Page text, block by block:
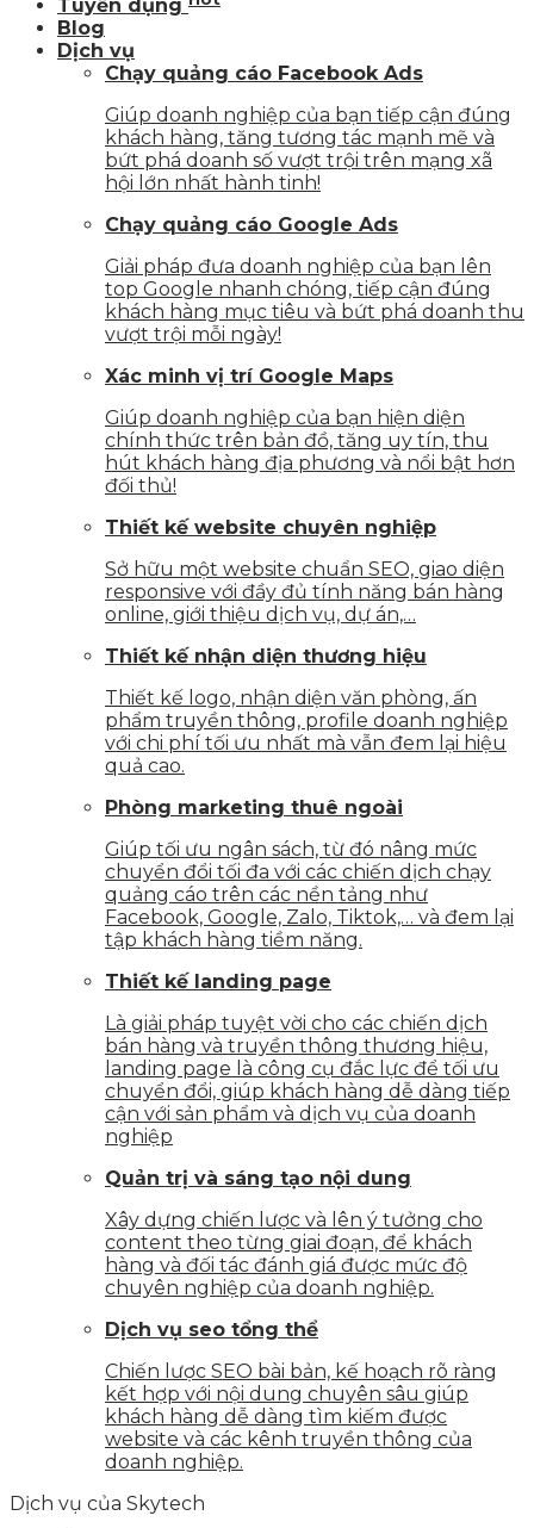
Tuyển dụng
Blog
Dịch vụ
Chạy quảng cáo Facebook Ads
Giúp doanh nghiệp của bạn tiếp cận đúng
khách hàng, tăng tương tác mạnh mẽ và
bứt phá doanh số vượt trội trên mạng xã
hội lớn nhất hành tinh!
Chạy quảng cáo Google Ads
Giải pháp đưa doanh nghiệp của bạn lên
top Google nhanh chóng, tiếp cận đúng
khách hàng mục tiêu và bứt phá doanh thu
vượt trội mỗi ngày!
Xác minh vị trí Google Maps
Giúp doanh nghiệp của bạn hiện diện
chính thức trên bản đồ, tăng uy tín, thu
hút khách hàng địa phương và nổi bật hơn
đối thủ!
Thiết kế website chuyên nghiệp
Sở hữu một website chuẩn SEO, giao diện
responsive với đầy đủ tính năng bán hàng
online, giới thiệu dịch vụ, dự án,…
Thiết kế nhận diện thương hiệu
Thiết kế logo, nhận diện văn phòng, ấn
phẩm truyền thông, profile doanh nghiệp
với chi phí tối ưu nhất mà vẫn đem lại hiệu
quả cao.
Phòng marketing thuê ngoài
Giúp tối ưu ngân sách, từ đó nâng mức
chuyển đổi tối đa với các chiến dịch chạy
quảng cáo trên các nền tảng như
Facebook, Google, Zalo, Tiktok,… và đem lại
tập khách hàng tiềm năng.
Thiết kế landing page
Là giải pháp tuyệt vời cho các chiến dịch
bán hàng và truyền thông thương hiệu,
landing page là công cụ đắc lực để tối ưu
chuyển đổi, giúp khách hàng dễ dàng tiếp
cận với sản phẩm và dịch vụ của doanh
nghiệp
Quản trị và sáng tạo nội dung
Xây dựng chiến lược và lên ý tưởng cho
content theo từng giai đoạn, để khách
hàng và đối tác đánh giá được mức độ
chuyên nghiệp của doanh nghiệp.
Dịch vụ seo tổng thể
Chiến lược SEO bài bản, kế hoạch rõ ràng
kết hợp với nội dung chuyên sâu giúp
khách hàng dễ dàng tìm kiếm được
website và các kênh truyền thông của
doanh nghiệp.
Dịch vụ của Skytech